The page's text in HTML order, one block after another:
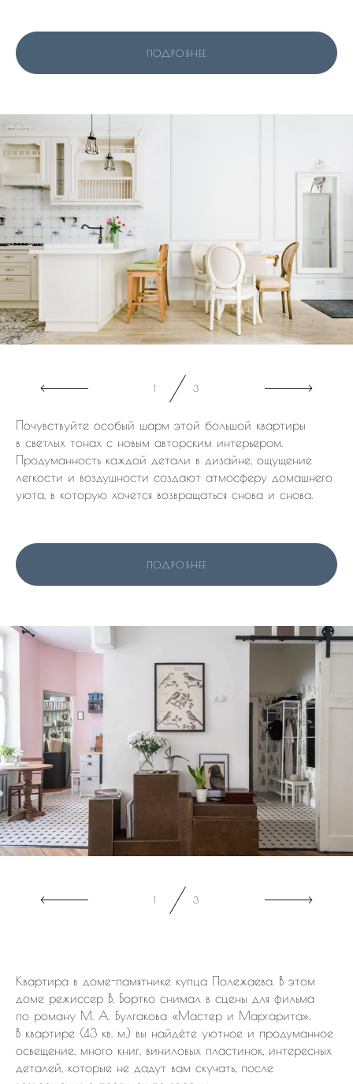
ПОДРОБНЕЕ
2 3
Почувствуйте особый шарм этой большой квартиры
в светлых тонах с новым авторским интерьером.
Продуманность каждой детали в дизайне, ощущение
легкости и воздушности создают атмосферу домашнего
уюта, в которую хочется возвращаться снова и снова.
ПОДРОБНЕЕ
Квартира в доме-памятнике купца Полежаева. В этом
доме режиссер В. Бортко снимал в сцены для фильма
по роману М. А. Булгакова «Мастер и Маргарита».
В квартире (43 кв. м.) вы найдёте уютное и продуманное
освещение, много книг, виниловых пластинок, интересных
деталей, которые не дадут вам скучать, после
2 3